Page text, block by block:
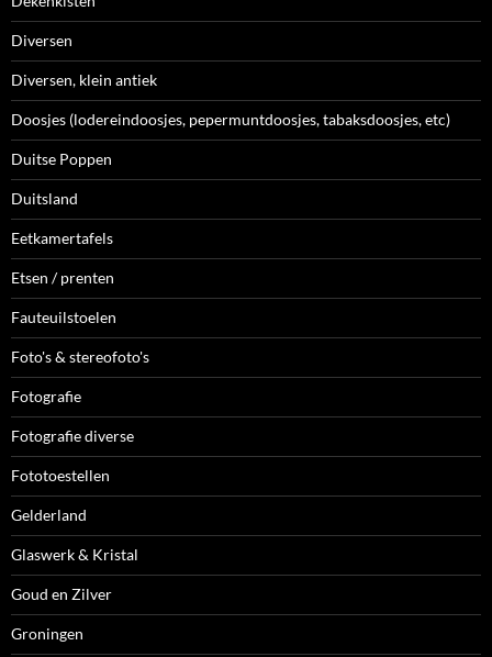
Diversen
Diversen, klein antiek
Doosjes (lodereindoosjes, pepermuntdoosjes, tabaksdoosjes, etc)
Duitse Poppen
Duitsland
Eetkamertafels
Etsen / prenten
Fauteuilstoelen
Foto's & stereofoto's
Fotografie
Fotografie diverse
Fototoestellen
Gelderland
Glaswerk & Kristal
Goud en Zilver
Groningen